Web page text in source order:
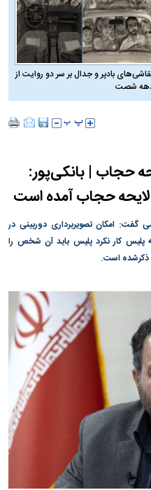
بادپر و جدال بر سر دو روایت از
شصت
حجاب | بانکی‌پور:
لایحه حجاب آمده است
امکان تصویربرداری دوربینی در
پلیس کار نکرد پلیس باید آن شخص را
ذکرشده است.